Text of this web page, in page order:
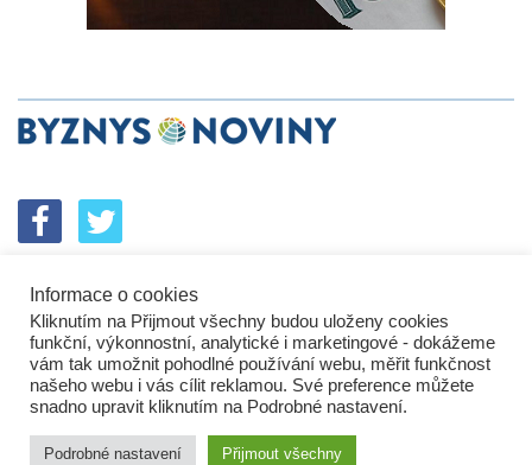
SPOLUPRÁCE PODPORA
ENERGETICKÝ SROVNÁVAČ
KORPORÁTNÍ BROUCI
PROBLÉMY FIREM
KOMUNIKAČNÍ PŘEŠLAPY
NEJHORŠÍ FIRMY
NEJLEPŠÍ FIRMY
IN&S PROJEKTY
SROVNÁVAČ
DEVELOPERSKÁ DYSTOPIE
KOMENTÁŘE
TECH&VĚDA
POLITIKA
PODNIKATELSKÉ NOVINY
HROMADNÝ ŽALOBCE
BUSINESS DAILY
Informace o cookies
Kliknutím na Přijmout všechny budou uloženy cookies
funkční, výkonnostní, analytické i marketingové - dokážeme
vám tak umožnit pohodlné používání webu, měřit funkčnost
našeho webu i vás cílit reklamou. Své preference můžete
snadno upravit kliknutím na Podrobné nastavení.
Podrobné nastavení Přijmout všechny